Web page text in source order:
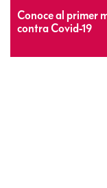
Conoce al primer
contra Covid-19